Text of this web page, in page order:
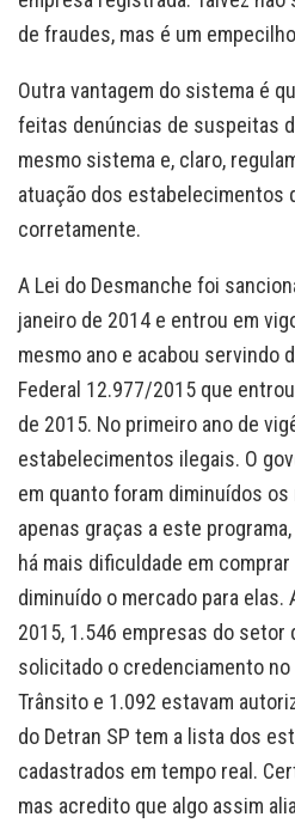
de fraudes, mas é um
Outra vantagem do sistema é
feitas denúncias de suspeitas
mesmo sistema e, claro,
atuação dos estabelecimentos
corretamente.
A Lei do Desmanche foi
janeiro de 2014 e entrou em
mesmo ano e acabou servindo
Federal 12.977/2015 que
de 2015. No primeiro ano de
estabelecimentos ilegais. O
em quanto foram diminuídos
apenas graças a este
há mais dificuldade em
diminuído o mercado para
2015, 1.546 empresas do setor
solicitado o credenciamento no
Trânsito e 1.092 estavam
do Detran SP tem a lista dos
cadastrados em tempo real.
mas acredito que algo assim